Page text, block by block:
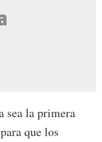
sea la primera
que los